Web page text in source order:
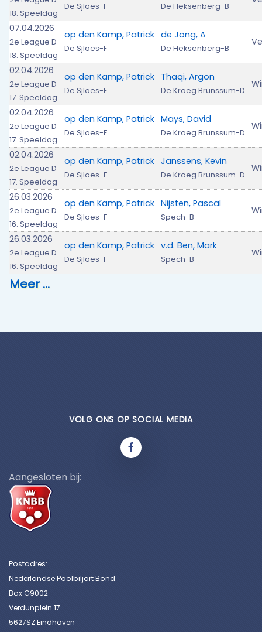
18. Speeldag
De Sjloes-F De Heksenberg-B
07.04.2026
2e League D
18. Speeldag
op den Kamp, Patrick
De Sjloes-F
de Jong, A
De Heksenberg-B
02.04.2026
2e League D
17. Speeldag
op den Kamp, Patrick
De Sjloes-F
Thaqi, Argon
De Kroeg Brunssum-D
02.04.2026
2e League D
17. Speeldag
op den Kamp, Patrick
De Sjloes-F
Mays, David
De Kroeg Brunssum-D
02.04.2026
2e League D
17. Speeldag
op den Kamp, Patrick
De Sjloes-F
Janssens, Kevin
De Kroeg Brunssum-D
26.03.2026
2e League D
16. Speeldag
op den Kamp, Patrick
De Sjloes-F
Nijsten, Pascal
Spech-B
26.03.2026
2e League D
16. Speeldag
op den Kamp, Patrick
De Sjloes-F
v.d. Ben, Mark
Spech-B
Meer …
VOLG ONS OP SOCIAL MEDIA
Aangesloten bij:
Postadres:
Nederlandse Poolbiljart Bond
Box G9002
Verdunplein 17
5627SZ Eindhoven